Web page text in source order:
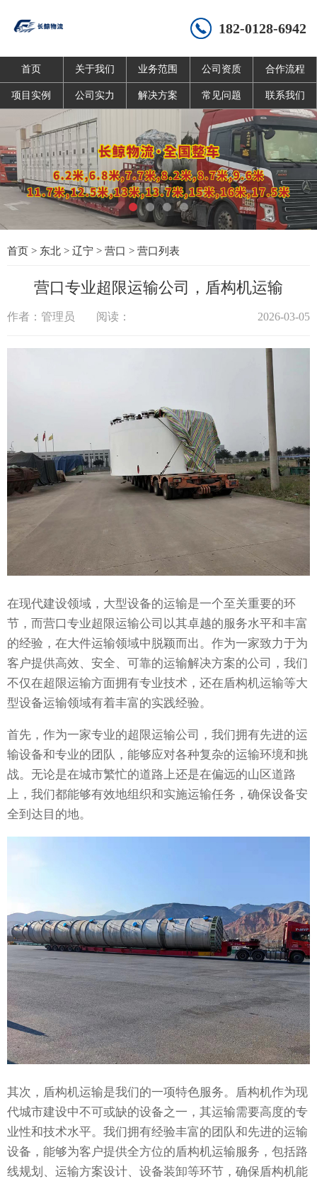
182-0128-6942
首页 关于我们 业务范围 公司资质 合作流程
项目实例 公司实力 解决方案 常见问题 联系我们
首页 > 东北 > 辽宁 > 营口 > 营口列表
营口专业超限运输公司，盾构机运输
作者：管理员 阅读： 2026-03-05
在现代建设领域，大型设备的运输是一个至关重要的环
节，而营口专业超限运输公司以其卓越的服务水平和丰富
的经验，在大件运输领域中脱颖而出。作为一家致力于为
客户提供高效、安全、可靠的运输解决方案的公司，我们
不仅在超限运输方面拥有专业技术，还在盾构机运输等大
型设备运输领域有着丰富的实践经验。
首先，作为一家专业的超限运输公司，我们拥有先进的运
输设备和专业的团队，能够应对各种复杂的运输环境和挑
战。无论是在城市繁忙的道路上还是在偏远的山区道路
上，我们都能够有效地组织和实施运输任务，确保设备安
全到达目的地。
其次，盾构机运输是我们的一项特色服务。盾构机作为现
代城市建设中不可或缺的设备之一，其运输需要高度的专
业性和技术水平。我们拥有经验丰富的团队和先进的运输
设备，能够为客户提供全方位的盾构机运输服务，包括路
线规划、运输方案设计、设备装卸等环节，确保盾构机能